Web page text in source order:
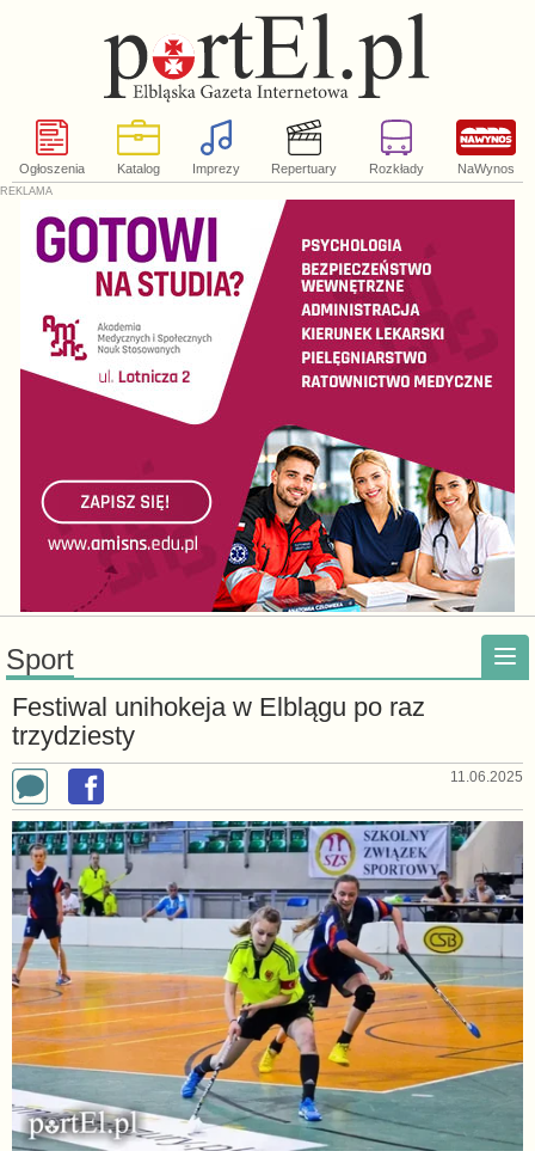
Ogłoszenia Katalog Imprezy Repertuary Rozkłady NaWynos
Sport
Festiwal unihokeja w Elblągu po raz
trzydziesty
11.06.2025